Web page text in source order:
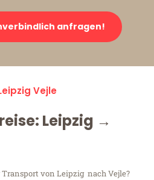
anfragen!
Vejle
Leipzig →
von Leipzig nach Vejle?